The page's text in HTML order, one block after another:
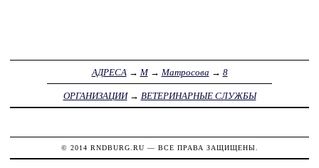
АДРЕСА → М→ Матросова → 8
ОРГАНИЗАЦИИ→ ВЕТЕРИНАРНЫЕ СЛУЖБЫ
© 2014 RNDBURG.RU — ВСЕ ПРАВА ЗАЩИЩЕНЫ.